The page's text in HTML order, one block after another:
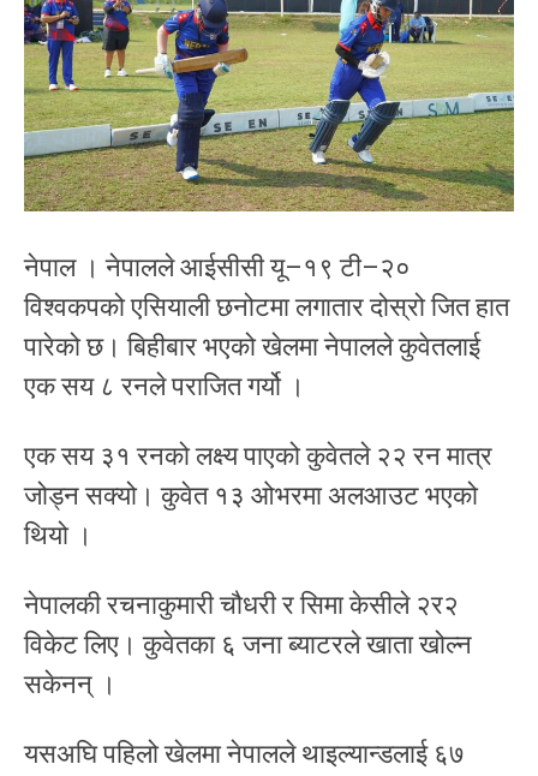
नेपाल । नेपालले आईसीसी यू–१९ टी–२०
विश्वकपको एसियाली छनोटमा लगातार दोस्रो जित हात
पारेको छ। बिहीबार भएको खेलमा नेपालले कुवेतलाई
एक सय ८ रनले पराजित गर्यो ।
एक सय ३१ रनको लक्ष्य पाएको कुवेतले २२ रन मात्र
जोड्न सक्यो। कुवेत १३ ओभरमा अलआउट भएको
थियो ।
नेपालकी रचनाकुमारी चौधरी र सिमा केसीले २र२
विकेट लिए। कुवेतका ६ जना ब्याटरले खाता खोल्न
सकेनन् ।
यसअघि पहिलो खेलमा नेपालले थाइल्यान्डलाई ६७